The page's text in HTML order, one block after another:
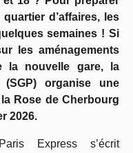
d’affaires, les
semaines ! Si
les aménagements
la nouvelle gare, la
organise une
Rose de Cherbourg
2026.
Express s’écrit